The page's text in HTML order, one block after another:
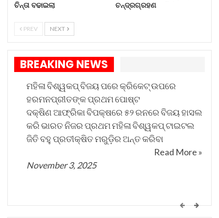
ଚିନ୍ତା ବଢାଇଲା
ଚନ୍ଦ୍ରଗ୍ରହଣ
PREV NEXT
BREAKING NEWS
ମହିଳା ବିଶ୍ୱକପ୍ ବିଜୟ ପରେ କ୍ରିକେଟ୍ ଉପରେ
ହରମନପ୍ରୀତଙ୍କ ପ୍ରଥମ ପୋଷ୍ଟ
ଦକ୍ଷିଣ ଆଫ୍ରିକା ବିପକ୍ଷରେ ୫୨ ରନରେ ବିଜୟ ହାସଲ
କରି ଭାରତ ନିଜର ପ୍ରଥମ ମହିଳା ବିଶ୍ୱକପ୍ ଟାଇଟଲ
ଜିତି ବହୁ ପ୍ରତୀକ୍ଷିତ ମରୁଡ଼ିର ଅନ୍ତ କରିବା
Read More »
November 3, 2025
କେମିତି ଚାଲିଛି କଟକ ଐତିହାସିକ ବାଲିଯାତ୍ରା ପ୍ରସ୍ତୁତି